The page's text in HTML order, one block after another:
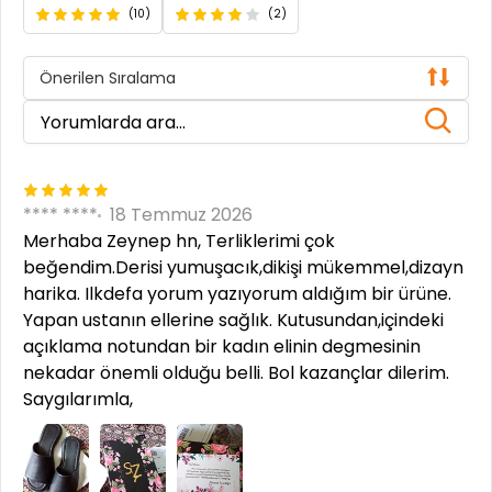
(10) (2)
Önerilen Sıralama
**** **** 18 Temmuz 2026
Merhaba Zeynep hn, Terliklerimi çok
beğendim.Derisi yumuşacık,dikişi mükemmel,dizayn
harika. Ilkdefa yorum yazıyorum aldığım bir ürüne.
Yapan ustanın ellerine sağlık. Kutusundan,içindeki
açıklama notundan bir kadın elinin degmesinin
nekadar önemli olduğu belli. Bol kazançlar dilerim.
Saygılarımla,